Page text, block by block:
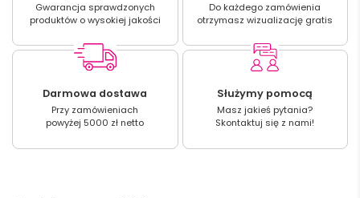
Gwarancja sprawdzonych
produktów o wysokiej jakości
Do każdego zamówienia
otrzymasz wizualizację gratis
Darmowa dostawa
Przy zamówieniach
powyżej 5000 zł netto
Służymy pomocą
Masz jakieś pytania?
Skontaktuj się z nami!